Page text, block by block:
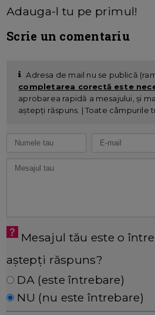
Adauga-l tu pe primul!
Scrie un comentariu
Adresa de mail nu se publică
completarea corectă este
aprobarea rapidă a mesajului, și
aștepți răspuns. | Toate
Mesajul tău este o
aștepți răspuns?
DA (este întrebare)
NU (nu este întrebare)